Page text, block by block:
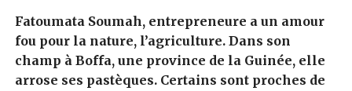
Fatoumata Soumah, entrepreneure a un amour
fou pour la nature, l’agriculture. Dans son
champ à Boffa, une province de la Guinée, elle
arrose ses pastèques. Certains sont proches de